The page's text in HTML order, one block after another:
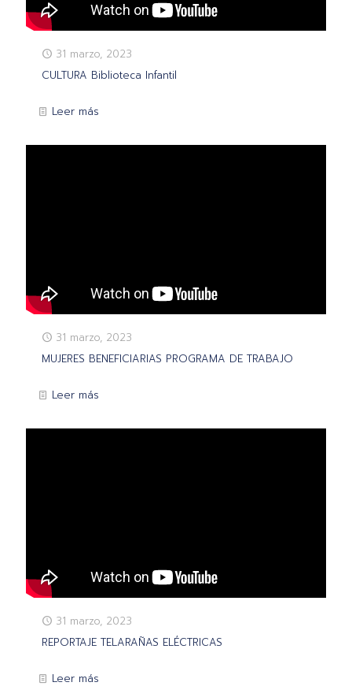
31 marzo, 2023
CULTURA Biblioteca Infantil
Leer más
31 marzo, 2023
MUJERES BENEFICIARIAS PROGRAMA DE TRABAJO
Leer más
31 marzo, 2023
REPORTAJE TELARAÑAS ELÉCTRICAS
Leer más